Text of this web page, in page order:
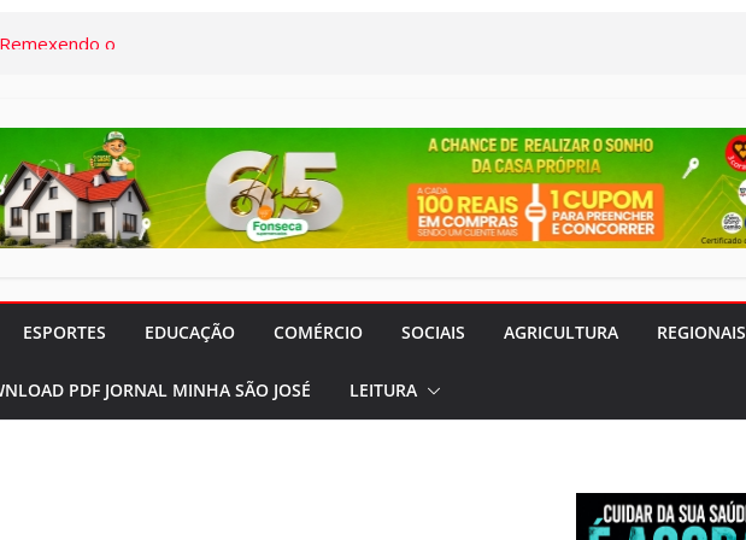
da Saúde e
Pardo
o
“Vozes
serão lançados
Rio Pardo
feriados nos
ESPORTES EDUCAÇÃO COMÉRCIO SOCIAIS AGRICULTURA REGIONAIS
PDF JORNAL MINHA SÃO JOSÉ LEITURA